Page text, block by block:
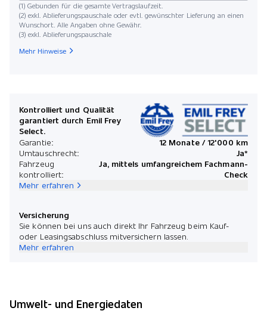
(1) Gebunden für die gesamte Vertragslaufzeit.
(2) exkl. Ablieferungspauschale oder evtl. gewünschter Lieferung an einen
Wunschort. Alle Angaben ohne Gewähr.
(3) exkl. Ablieferungspauschale
Mehr Hinweise
Kontrolliert und Qualität
garantiert durch Emil Frey
Select.
Garantie:
12 Monate / 12'000 km
Umtauschrecht:
Ja*
Fahrzeug
kontrolliert:
Ja, mittels umfangreichem Fachmann-
Check
Mehr erfahren
Versicherung
Sie können bei uns auch direkt Ihr Fahrzeug beim Kauf-
oder Leasingsabschluss mitversichern lassen.
Mehr erfahren
Umwelt- und Energiedaten